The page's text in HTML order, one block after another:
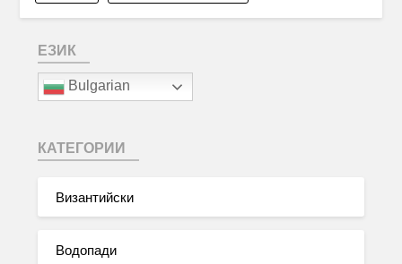
ЕЗИК
Bulgarian
КАТЕГОРИИ
Византийски
Водопади